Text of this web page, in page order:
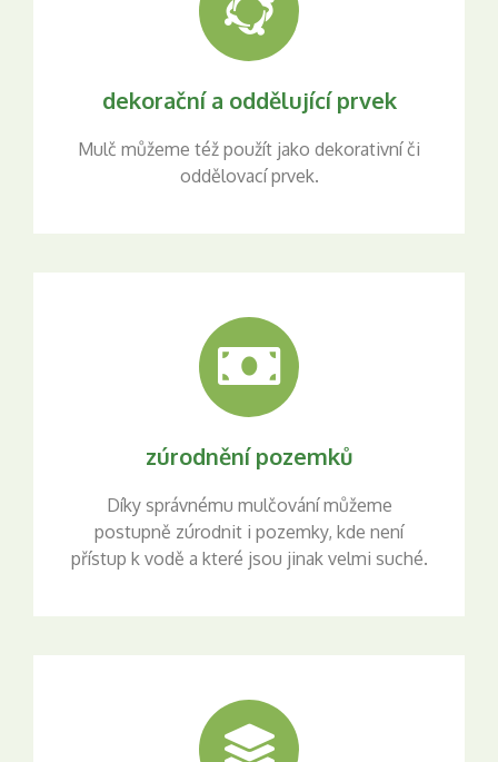
dekorační a oddělující prvek
Mulč můžeme též použít jako dekorativní či
oddělovací prvek.
zúrodnění pozemků
Díky správnému mulčování můžeme
postupně zúrodnit i pozemky, kde není
přístup k vodě a které jsou jinak velmi suché.